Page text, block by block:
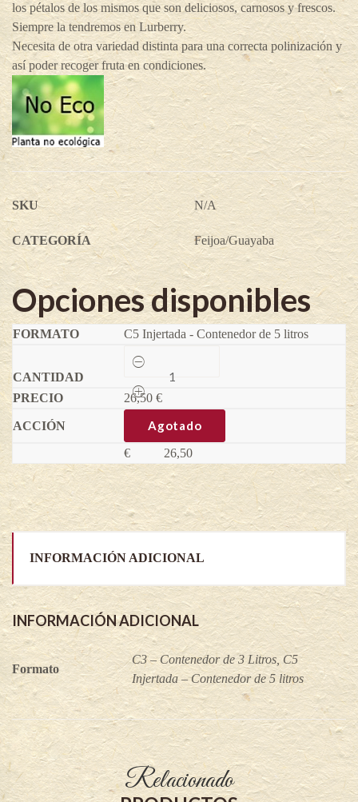
los pétalos de los mismos que son deliciosos, carnosos y frescos.
Siempre la tendremos en Lurberry.
Necesita de otra variedad distinta para una correcta polinización y
así poder recoger fruta en condiciones.
SKU N/A
CATEGORÍA Feijoa/Guayaba
Opciones disponibles
C5 Injertada - Contenedor de 5 litros
Apollo
Feijoa
sellowiana
(Variedad
injertada)
quantity
26,50 €
Agotado
€ 26,50
INFORMACIÓN ADICIONAL
INFORMACIÓN ADICIONAL
Formato
C3 – Contenedor de 3 Litros, C5
Injertada – Contenedor de 5 litros
Relacionado